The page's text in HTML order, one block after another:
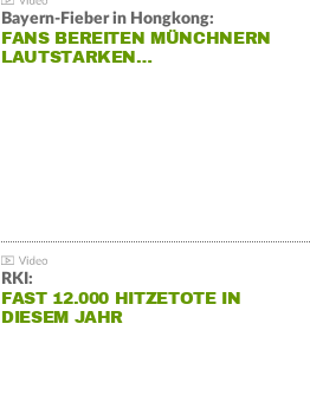
Bayern-Fieber in Hongkong:
FANS BEREITEN MÜNCHNERN
LAUTSTARKEN…
RKI:
FAST 12.000 HITZETOTE IN
DIESEM JAHR